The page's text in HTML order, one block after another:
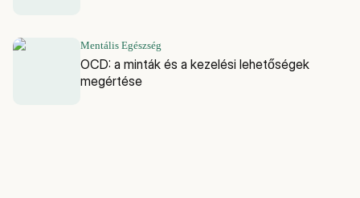
Mentális Egészség
OCD: a minták és a kezelési lehetőségek
megértése